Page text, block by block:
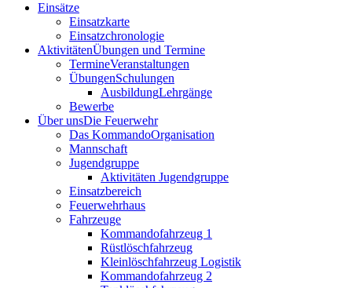
Einsätze
Einsatzkarte
Einsatzchronologie
AktivitätenÜbungen und Termine
TermineVeranstaltungen
ÜbungenSchulungen
AusbildungLehrgänge
Bewerbe
Über unsDie Feuerwehr
Das KommandoOrganisation
Mannschaft
Jugendgruppe
Aktivitäten Jugendgruppe
Einsatzbereich
Feuerwehrhaus
Fahrzeuge
Kommandofahrzeug 1
Rüstlöschfahrzeug
Kleinlöschfahrzeug Logistik
Kommandofahrzeug 2